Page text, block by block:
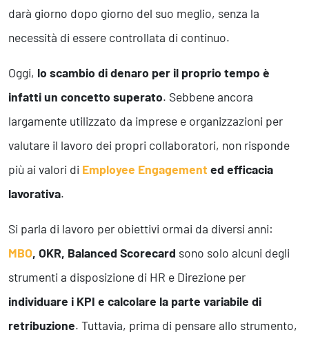
darà giorno dopo giorno del suo meglio, senza la
necessità di essere controllata di continuo.
Oggi, lo scambio di denaro per il proprio tempo è
infatti un concetto superato. Sebbene ancora
largamente utilizzato da imprese e organizzazioni per
valutare il lavoro dei propri collaboratori, non risponde
più ai valori di Employee Engagement ed efficacia
lavorativa.
Si parla di lavoro per obiettivi ormai da diversi anni:
MBO, OKR, Balanced Scorecard sono solo alcuni degli
strumenti a disposizione di HR e Direzione per
individuare i KPI e calcolare la parte variabile di
retribuzione. Tuttavia, prima di pensare allo strumento,